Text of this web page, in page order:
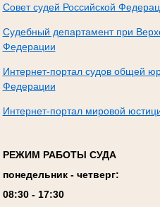
Совет судей Российской
Судебный департамент при
Федерации
Интернет-портал судов общей
Федерации
Интернет-портал мировой
РЕЖИМ РАБОТЫ СУДА
понедельник - четверг:
08:30 - 17:30